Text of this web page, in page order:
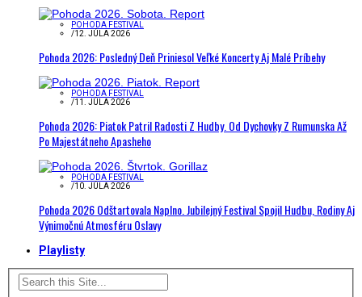
POHODA FESTIVAL
/12. JÚLA 2026
Pohoda 2026: Posledný Deň Priniesol Veľké Koncerty Aj Malé Príbehy
POHODA FESTIVAL
/11. JÚLA 2026
Pohoda 2026: Piatok Patril Radosti Z Hudby. Od Dychovky Z Rumunska Až
Po Majestátneho Apasheho
POHODA FESTIVAL
/10. JÚLA 2026
Pohoda 2026 Odštartovala Naplno. Jubilejný Festival Spojil Hudbu, Rodiny Aj
Výnimočnú Atmosféru Oslavy
Playlisty